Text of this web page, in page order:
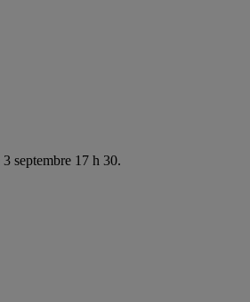
septembre 17 h 30.